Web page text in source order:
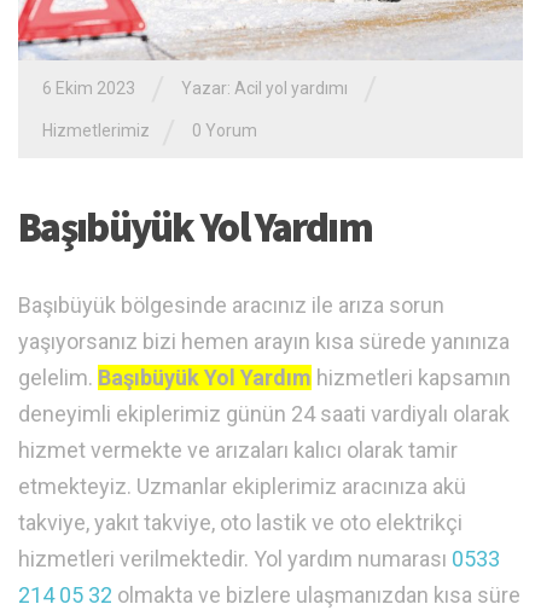
6 Ekim 2023 Yazar: Acil yol yardımı
Hizmetlerimiz 0 Yorum
Başıbüyük Yol Yardım
Başıbüyük bölgesinde aracınız ile arıza sorun
yaşıyorsanız bizi hemen arayın kısa sürede yanınıza
gelelim. Başıbüyük Yol Yardım hizmetleri kapsamın
deneyimli ekiplerimiz günün 24 saati vardiyalı olarak
hizmet vermekte ve arızaları kalıcı olarak tamir
etmekteyiz. Uzmanlar ekiplerimiz aracınıza akü
takviye, yakıt takviye, oto lastik ve oto elektrikçi
hizmetleri verilmektedir. Yol yardım numarası 0533
214 05 32 olmakta ve bizlere ulaşmanızdan kısa süre